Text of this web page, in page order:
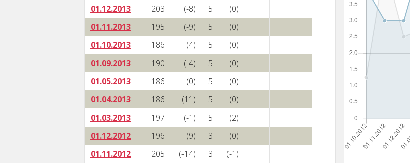
01.12.2013
203 (-8) 5
(0)
01.11.2013
195 (-9) 5
(0)
01.10.2013
186 (4) 5
(0)
01.09.2013
190 (-4) 5
(0)
01.05.2013
186 (0) 5
(0)
01.04.2013
186 (11) 5
(0)
01.03.2013
197 (-1) 5
(2)
01.12.2012
196 (9) 3
(0)
01.11.2012
205 (-14) 3
(-1)